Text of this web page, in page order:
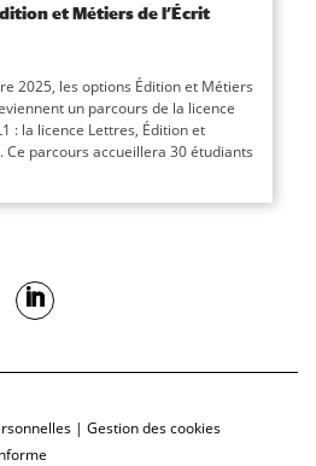
et Métiers de l’Écrit
2025, les options Édition et Métiers
un parcours de la licence
: la licence Lettres, Édition et
Ce parcours accueillera 30 étudiants
| Gestion des cookies